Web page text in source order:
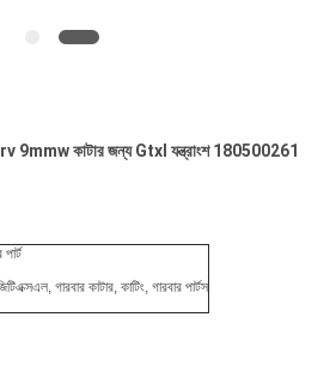
9mmw কাটার জন্য Gtxl যন্ত্রাংশ 180500261
গারবার কাটার, কাটিং, গারবার পার্টস